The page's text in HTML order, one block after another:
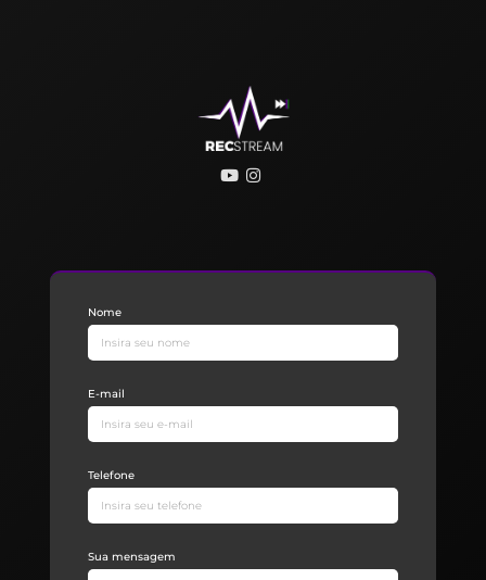
Nome
E-mail
Telefone
Sua mensagem